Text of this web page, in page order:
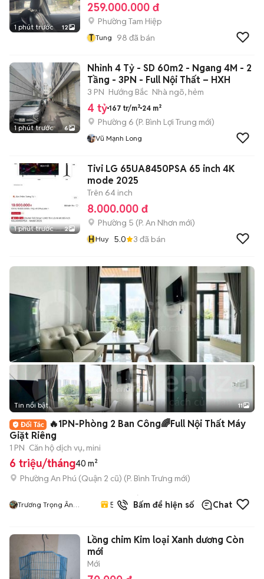
1 phút trước 12
259.000.000 đ
Phường Tam Hiệp
T Tung 98 đã bán
1 phút trước 6
Nhỉnh 4 Tỷ - SD 60m2 - Ngang 4M - 2
Tầng - 3PN - Full Nội Thất – HXH
3 PN Hướng Bắc Nhà ngõ, hẻm
4 tỷ 167 tr/m² 24 m²
Phường 6 (P. Bình Lợi Trung mới)
Vũ Mạnh Long
1 phút trước 2
Tivi LG 65UA8450PSA 65 inch 4K
mode 2025
Trên 64 inch
8.000.000 đ
Phường 5 (P. An Nhơn mới)
HHuy 5.0 3 đã bán
+2
Tin nổi bật 11
🔥1PN-Phòng 2 Ban Công🌈Full Nội Thất Máy
Giặt Riêng
1 PN Căn hộ dịch vụ, mini
6 triệu/tháng40 m²
Phường An Phú (Quận 2 cũ) (P. Bình Trưng mới)
Trương Trọng Ân
5.0
đã
bán
Bấm để hiện số Chat
Lồng chim Kim loại Xanh dương Còn
mới
Mới